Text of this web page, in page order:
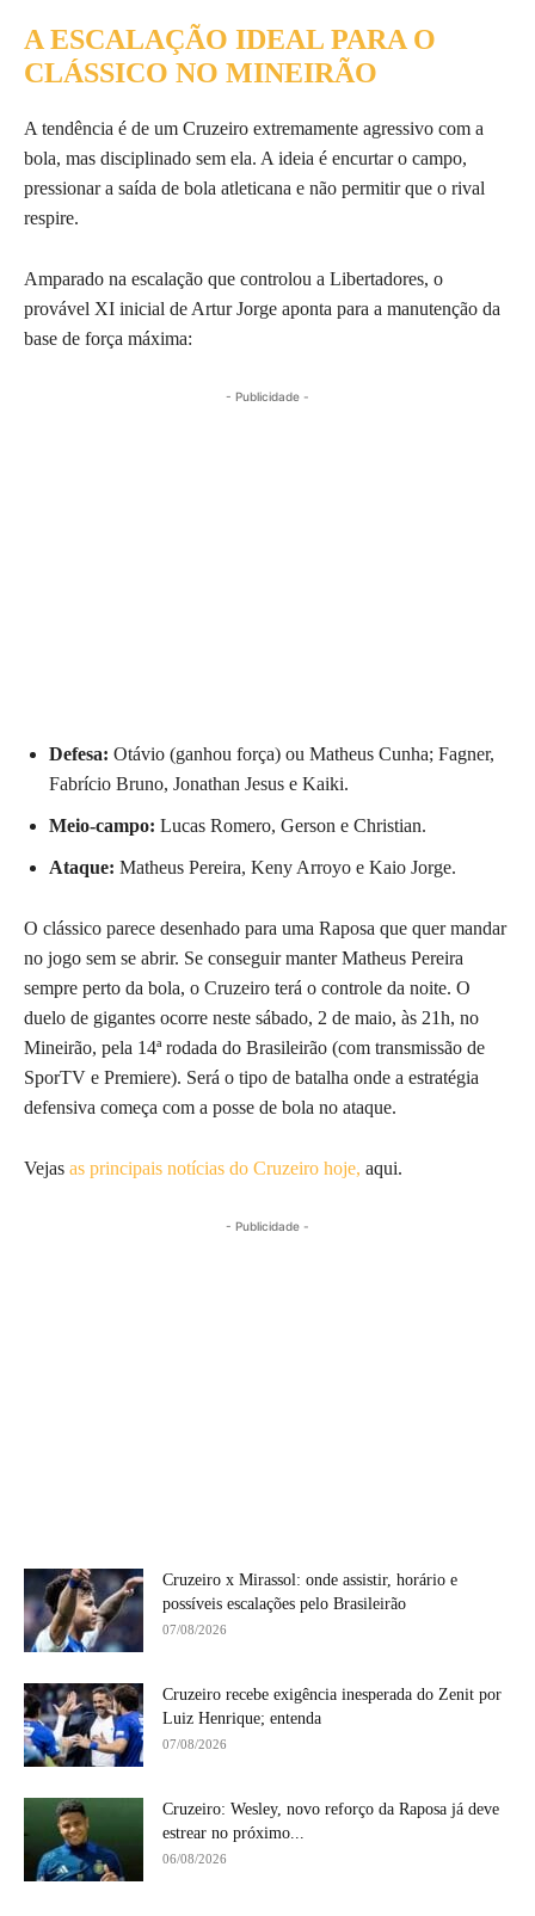
A ESCALAÇÃO IDEAL PARA O
CLÁSSICO NO MINEIRÃO
A tendência é de um Cruzeiro extremamente agressivo com a
bola, mas disciplinado sem ela. A ideia é encurtar o campo,
pressionar a saída de bola atleticana e não permitir que o rival
respire.
Amparado na escalação que controlou a Libertadores, o
provável XI inicial de Artur Jorge aponta para a manutenção da
base de força máxima:
- Publicidade -
Defesa: Otávio (ganhou força) ou Matheus Cunha; Fagner,
Fabrício Bruno, Jonathan Jesus e Kaiki.
Meio-campo: Lucas Romero, Gerson e Christian.
Ataque: Matheus Pereira, Keny Arroyo e Kaio Jorge.
O clássico parece desenhado para uma Raposa que quer mandar
no jogo sem se abrir. Se conseguir manter Matheus Pereira
sempre perto da bola, o Cruzeiro terá o controle da noite. O
duelo de gigantes ocorre neste sábado, 2 de maio, às 21h, no
Mineirão, pela 14ª rodada do Brasileirão (com transmissão de
SporTV e Premiere). Será o tipo de batalha onde a estratégia
defensiva começa com a posse de bola no ataque.
Vejas as principais notícias do Cruzeiro hoje, aqui.
- Publicidade -
Cruzeiro x Mirassol: onde assistir, horário e
possíveis escalações pelo Brasileirão
07/08/2026
Cruzeiro recebe exigência inesperada do Zenit por
Luiz Henrique; entenda
07/08/2026
Cruzeiro: Wesley, novo reforço da Raposa já deve
estrear no próximo...
06/08/2026